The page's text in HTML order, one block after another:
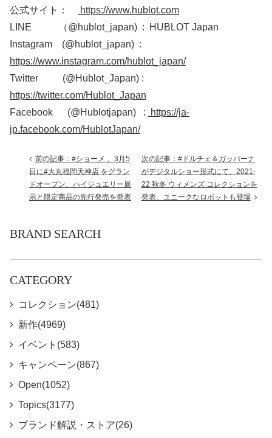
公式サイト：
https://www.hublot.com
LINE （@hublot_japan) : HUBLOT Japan
Instagram (@hublot_japan) :
https://www.instagram.com/hublot_japan/
Twitter (@Hublot_Japan) :
https://twitter.com/Hublot_Japan
Facebook (@Hublotjapan) :
https://ja-
jp.facebook.com/HublotJapan/
前の記事：#ショーメ 、3月5
日に#大丸福岡天神店 をグラン
ドオープン、ハイジュエリー展
示と限定商品の先行発売を発表
次の記事：#ドルチェ＆ガッバーナ
がデジタルショー形式にて、2021-
22 秋冬 ウィメンズ コレクションを
発表。ユニークなロボットも登場
BRAND SEARCH
CATEGORY
コレクション(481)
新作(4969)
イベント(583)
キャンペーン(867)
Open(1052)
Topics(3177)
ブランド解説・ストア(26)